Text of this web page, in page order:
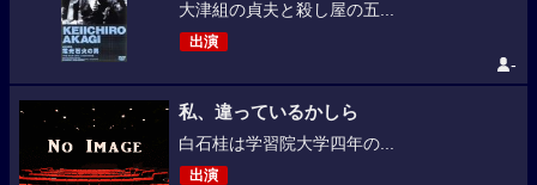
大津組の貞夫と殺し屋の五...
出演
-
私、違っているかしら
白石桂は学習院大学四年の...
出演